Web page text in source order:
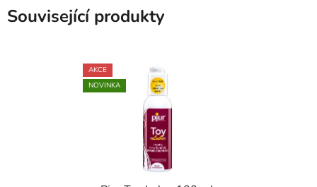
Související produkty
AKCE
NOVINKA